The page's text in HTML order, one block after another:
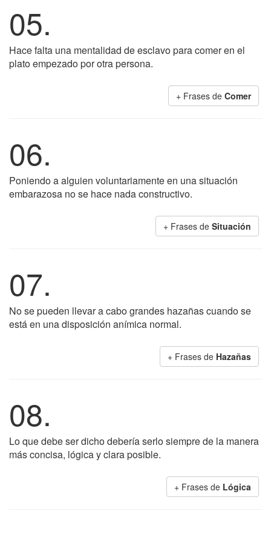
05.
Hace falta una mentalidad de esclavo para comer en el
plato empezado por otra persona.
+ Frases de Comer
06.
Poniendo a alguien voluntariamente en una situación
embarazosa no se hace nada constructivo.
+ Frases de Situación
07.
No se pueden llevar a cabo grandes hazañas cuando se
está en una disposición anímica normal.
+ Frases de Hazañas
08.
Lo que debe ser dicho debería serlo siempre de la manera
más concisa, lógica y clara posible.
+ Frases de Lógica